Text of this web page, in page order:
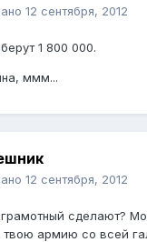
12 сентября, 2012
1 800 000.
ммм...
12 сентября, 2012
сделают?
твою армию со всей